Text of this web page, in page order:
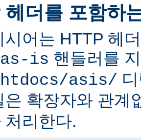
헤더를 포함하
시어는 HTTP 헤
is 핸들러를
asis/
은 확장자와 관계
처리한다.